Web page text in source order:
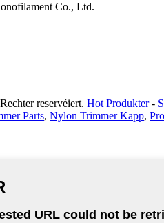
Co., Ltd.
reservéiert. Hot Produkter-
Parts, Nylon Trimmer Kapp,